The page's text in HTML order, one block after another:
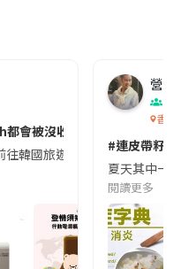
會被沒收😱出發前切記檢查
往韓國旅遊的民眾，近期要
營養
香港
#連皮帶籽
夏天其中一
閱讀更多